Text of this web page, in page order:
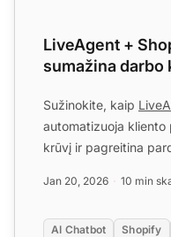
LiveAgent +
sumažina darbo
Sužinokite, kaip
automatizuoja kliento
krūvį ir pagreitina
Jan 20, 2026 10 min
AI Chatbot Shopify